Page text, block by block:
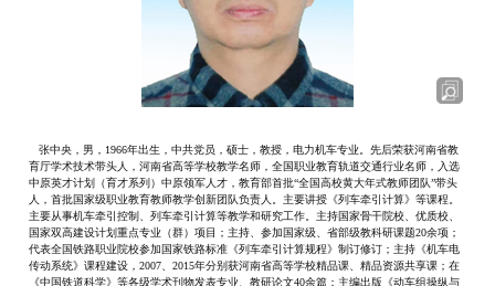
张中央，男，1966年出生，中共党员，硕士，教授，电力机车专业。先后荣获河南省教
育厅学术技术带头人，河南省高等学校教学名师，全国职业教育轨道交通行业名师，入选
中原英才计划（育才系列）中原领军人才，教育部首批“全国高校黄大年式教师团队”带头
人，首批国家级职业教育教师教学创新团队负责人。主要讲授《列车牵引计算》等课程。
主要从事机车牵引控制、列车牵引计算等教学和研究工作。主持国家骨干院校、优质校、
国家双高建设计划重点专业（群）项目；主持、参加国家级、省部级教科研课题20余项；
代表全国铁路职业院校参加国家铁路标准《列车牵引计算规程》制订修订；主持《机车电
传动系统》课程建设，2007、2015年分别获河南省高等学校精品课、精品资源共享课；在
《中国铁道科学》等各级学术刊物发表专业、教研论文40余篇；主编出版《动车组操纵与